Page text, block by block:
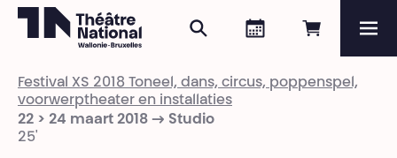
Online
Agenda
Zoeken
Magazine
Festival XS 2018 Toneel, dans, circus, poppenspel,
voorwerptheater en installaties
22 > 24 maart 2018 → Studio
25'